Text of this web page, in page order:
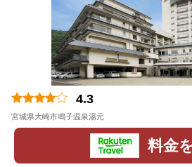
4.3
宮城県大崎市鳴子温泉湯元
料金